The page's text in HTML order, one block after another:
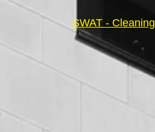
SWAT -